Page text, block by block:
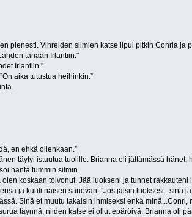
pienesti. Vihreiden silmien katse lipui pitkin Conria ja
tänään Irlantiin."
Irlantiin."
aika tutustua heihinkin.”
en ehkä ollenkaan.”
täytyi istuutua tuolille. Brianna oli jättämässä hänet,
häntä tummin silmin.
olen koskaan toivonut. Jää luokseni ja tunnet
ja kuuli naisen sanovan: ”Jos jäisin luoksesi...sinä
Sinä et muutu takaisin ihmiseksi enkä minä...Conri,
täynnä, niiden katse ei ollut epäröivä. Brianna oli